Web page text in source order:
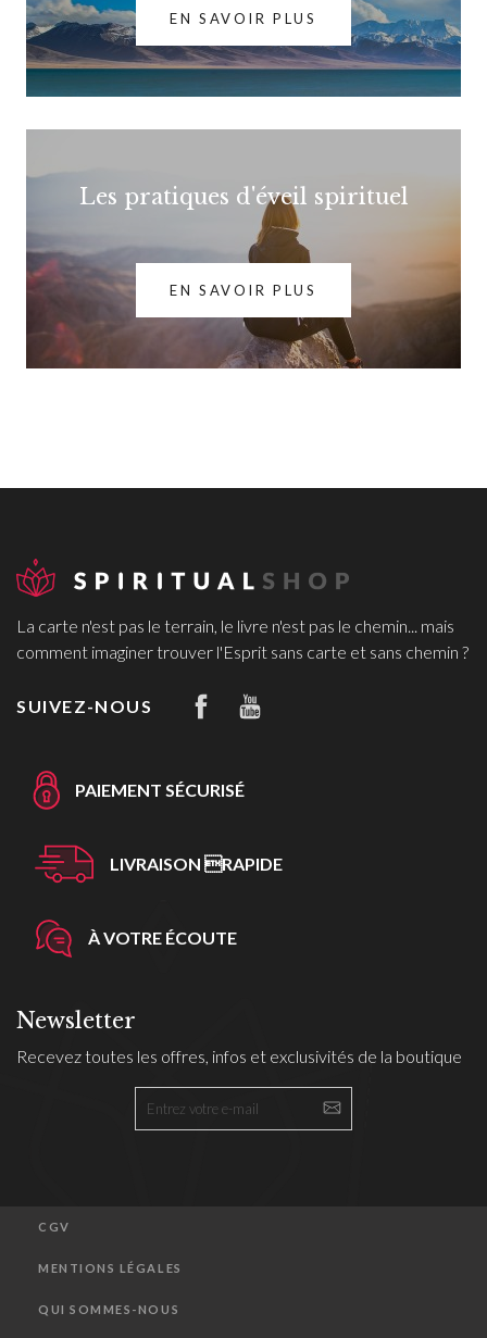
EN SAVOIR PLUS
Les pratiques d'éveil spirituel
EN SAVOIR PLUS
La carte n'est pas le terrain, le livre n'est pas le chemin... mais
comment imaginer trouver l'Esprit sans carte et sans chemin ?
SUIVEZ-NOUS
PAIEMENT SÉCURISÉ
LIVRAISON RAPIDE
À VOTRE ÉCOUTE
Newsletter
Recevez toutes les offres, infos et exclusivités de la boutique
CGV
MENTIONS LÉGALES
QUI SOMMES-NOUS